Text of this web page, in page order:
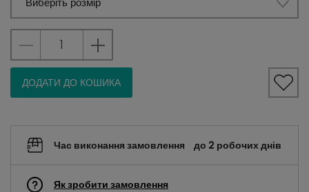
ДОДАТИ ДО КОШИКА
Час виконання замовлення до 2 робочих днів
Як зробити замовлення